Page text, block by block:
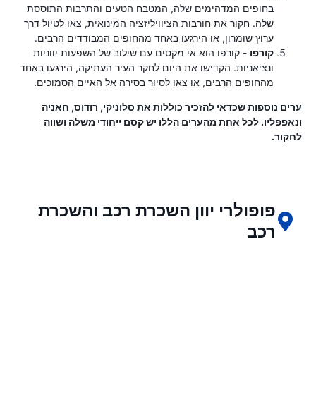
בחופים המדהימים שלה, המטבח הטעים והתרבות התוססת
שלה. חקור את חורבות הציוויליזציה המינואית, צאו לטיול דרך
ערוץ שומרון, או הירגעו באחד מהחופים המבודדים הרבים.
קורפו - קורפו הוא אי מקסים עם שילוב של השפעות יווניות
ונציאניות. הקדישו את היום לחקר העיר העתיקה, הירגעו באחד
מהחופים הרבים, או צאו לסיור בסירה אל האיים הסמוכים.
ערים נוספות שכדאי להזכיר כוללות את סלוניקי, רודוס, חאניה
ונאפפליו. לכל אחת מהערים הללו יש קסם ייחודי משלה ושווה
לחקור.
פופולרי יוון השכרת רכב והשכרת
רכב